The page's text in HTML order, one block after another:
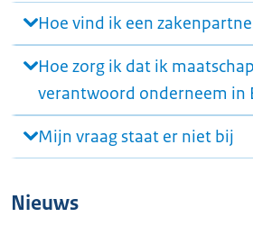
Hoe vind ik een
Hoe zorg ik dat ik
verantwoord onderneem in
Mijn vraag staat er niet bij
Nieuws